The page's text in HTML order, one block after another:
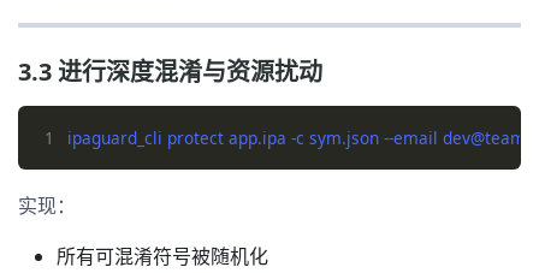
3.3 进行深度混淆与资源扰动
1
实现：
所有可混淆符号被随机化